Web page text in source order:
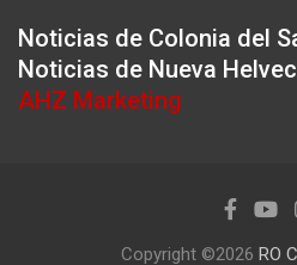
Noticias de Colonia del
Noticias de Nueva
AHZ Marketing
Copyright ©2026 RO